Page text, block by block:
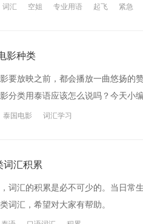
词汇 空姐 专业用语 起飞 紧急
影种类
要放映之前，都会播放一曲悠扬的
分类用泰语应该怎么说吗？今天小
泰国电影 词汇学习
词汇积累
词汇的积累是必不可少的。当日常
词汇，希望对大家有帮助。